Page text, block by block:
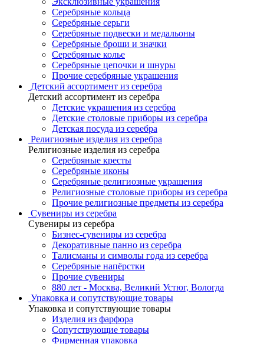
Серебряные кольца
Серебряные серьги
Серебряные подвески и медальоны
Серебряные броши и значки
Серебряные колье
Серебряные цепочки и шнуры
Прочие серебряные украшения
Детский ассортимент из серебра
Детский ассортимент из серебра
Детские украшения из серебра
Детские столовые приборы из серебра
Детская посуда из серебра
Религиозные изделия из серебра
Религиозные изделия из серебра
Серебряные кресты
Серебряные иконы
Серебряные религиозные украшения
Религиозные столовые приборы из серебра
Прочие религиозные предметы из серебра
Сувениры из серебра
Сувениры из серебра
Бизнес-сувениры из серебра
Декоративные панно из серебра
Талисманы и символы года из серебра
Серебряные напёрстки
Прочие сувениры
880 лет - Москва, Великий Устюг, Вологда
Упаковка и сопутствующие товары
Упаковка и сопутствующие товары
Изделия из фарфора
Сопутствующие товары
Фирменная упаковка